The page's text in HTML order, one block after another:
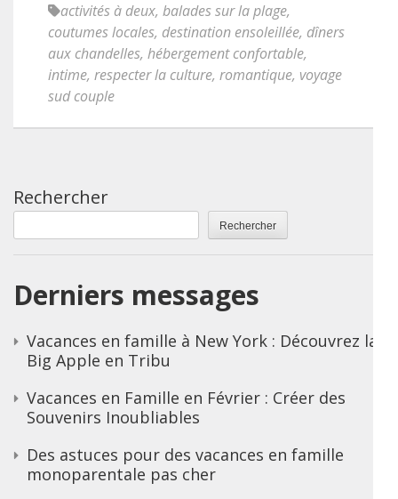
activités à deux, balades sur la plage,
coutumes locales, destination ensoleillée, dîners
aux chandelles, hébergement confortable,
intime, respecter la culture, romantique, voyage
sud couple
Rechercher
Rechercher
Derniers messages
Vacances en famille à New York : Découvrez la
Big Apple en Tribu
Vacances en Famille en Février : Créer des
Souvenirs Inoubliables
Des astuces pour des vacances en famille
monoparentale pas cher